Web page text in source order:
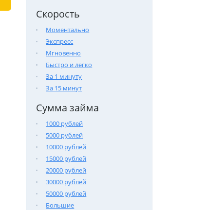
Скорость
Моментально
Экспресс
Мгновенно
Быстро и легко
За 1 минуту
За 15 минут
Сумма займа
1000 рублей
5000 рублей
10000 рублей
15000 рублей
20000 рублей
30000 рублей
50000 рублей
Большие